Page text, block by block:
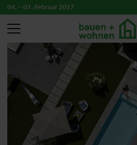
04. – 07. Februar 2027